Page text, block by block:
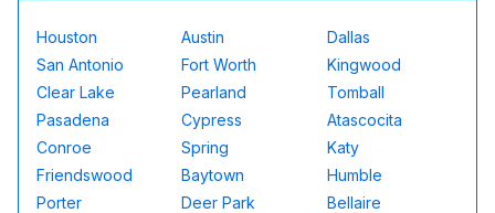
Houston Austin
Dallas
San Antonio
Fort Worth
Kingwood
Clear Lake
Pearland
Tomball
Pasadena
Cypress
Atascocita
Conroe
Spring
Katy
Friendswood
Baytown
Humble
Porter
Deer Park
Bellaire